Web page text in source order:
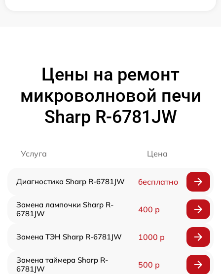
Цены на ремонт
микроволновой печи
Sharp R-6781JW
Услуга Цена
Диагностика Sharp R-6781JW бесплатно
Замена лампочки Sharp R-
6781JW
400 р
Замена ТЭН Sharp R-6781JW 1000 р
Замена таймера Sharp R-
6781JW
500 р